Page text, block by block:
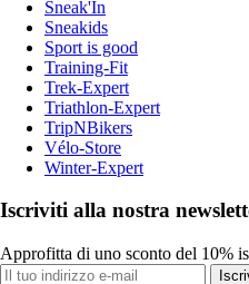
Sneak'In
Sneakids
Sport is good
Training-Fit
Trek-Expert
Triathlon-Expert
TripNBikers
Vélo-Store
Winter-Expert
Iscriviti alla nostra
Approfitta di uno sconto del 10%